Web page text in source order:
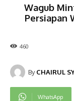
Wagub
Persiapan
460
By CHAIRUL
WhatsApp